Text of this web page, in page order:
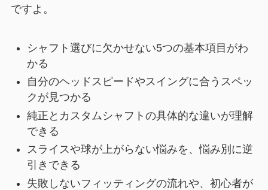
ですよ。
シャフト選びに欠かせない5つの基本項目がわ
かる
自分のヘッドスピードやスイングに合うスペッ
クが見つかる
純正とカスタムシャフトの具体的な違いが理解
できる
スライスや球が上がらない悩みを、悩み別に逆
引きできる
失敗しないフィッティングの流れや、初心者が